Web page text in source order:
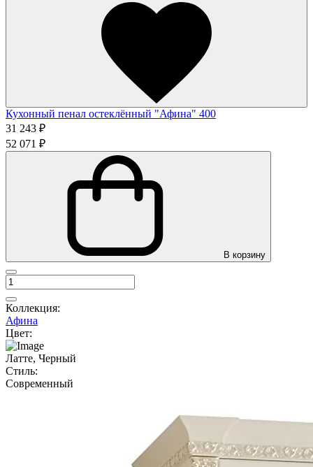
Кухонный пенал остеклённый "Афина" 400
31 243 ₽
52 071 ₽
В корзину
Коллекция:
Афина
Цвет:
Латте, Черный
Стиль:
Современный